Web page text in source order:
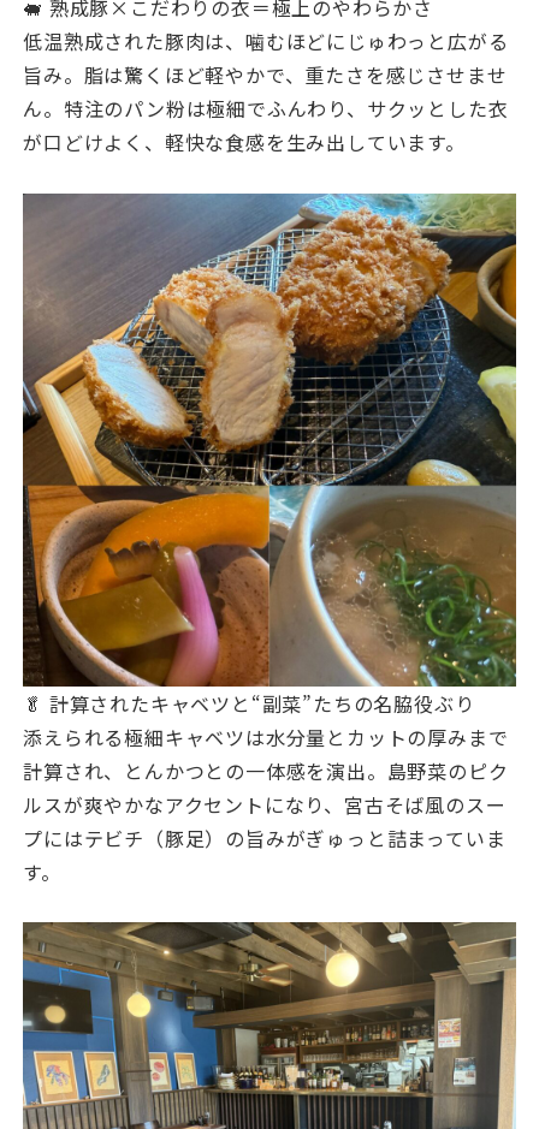
🐖 熟成豚×こだわりの衣＝極上のやわらかさ
低温熟成された豚肉は、噛むほどにじゅわっと広がる
旨み。脂は驚くほど軽やかで、重たさを感じさせませ
ん。特注のパン粉は極細でふんわり、サクッとした衣
が口どけよく、軽快な食感を生み出しています。
🥬 計算されたキャベツと“副菜”たちの名脇役ぶり
添えられる極細キャベツは水分量とカットの厚みまで
計算され、とんかつとの一体感を演出。島野菜のピク
ルスが爽やかなアクセントになり、宮古そば風のスー
プにはテビチ（豚足）の旨みがぎゅっと詰まっていま
す。